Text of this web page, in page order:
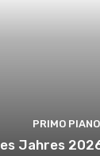
PRIMO PIANO
Jahres